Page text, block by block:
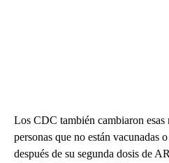
Los CDC también cambiaron esas
personas que no están vacunadas
después de su segunda dosis de